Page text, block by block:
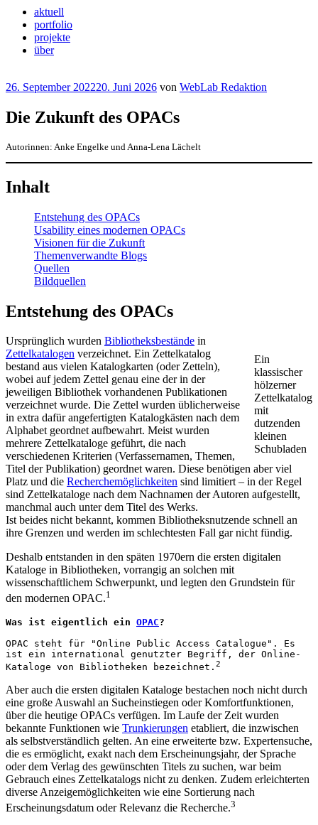
aktuell
portfolio
projekte
über
Veröffentlicht
26. September 202220. Juni 2026 von WebLab Redaktion
Die Zukunft des OPACs
Autorinnen: Anke Engelke und Anna-Lena Lächelt
Inhalt
Entstehung des OPACs
Usability eines modernen OPACs
Visionen für die Zukunft
Themenverwandte Blogs
Quellen
Bildquellen
Entstehung des OPACs
Ein
klassischer
hölzerner
Zettelkatalog
mit
dutzenden
kleinen
Schubladen
Ursprünglich wurden Bibliotheksbestände in
Zettelkatalogen verzeichnet. Ein Zettelkatalog
bestand aus vielen Katalogkarten (oder Zetteln),
wobei auf jedem Zettel genau eine der in der
jeweiligen Bibliothek vorhandenen Publikationen
verzeichnet wurde. Die Zettel wurden üblicherweise
in extra dafür angefertigten Katalogkästen nach dem
Alphabet geordnet aufbewahrt. Meist wurden
mehrere Zettelkataloge geführt, die nach
verschiedenen Kriterien (Verfassernamen, Themen,
Titel der Publikation) geordnet waren. Diese benötigen aber viel
Platz und die Recherchemöglichkeiten sind limitiert – in der Regel
sind Zettelkataloge nach dem Nachnamen der Autoren aufgestellt,
manchmal auch unter dem Titel des Werks.
Ist beides nicht bekannt, kommen Bibliotheksnutzende schnell an
ihre Grenzen und werden im schlechtesten Fall gar nicht fündig.
Deshalb entstanden in den späten 1970ern die ersten digitalen
Kataloge in Bibliotheken, vorrangig an solchen mit
wissenschaftlichem Schwerpunkt, und legten den Grundstein für
den modernen OPAC.1
Was ist eigentlich ein OPAC?
OPAC steht für "Online Public Access Catalogue". Es
ist ein international genutzter Begriff, der Online-
Kataloge von Bibliotheken bezeichnet. 2
Aber auch die ersten digitalen Kataloge bestachen noch nicht durch
eine große Auswahl an Sucheinstiegen oder Komfortfunktionen,
über die heutige OPACs verfügen. Im Laufe der Zeit wurden
bekannte Funktionen wie Trunkierungen etabliert, die inzwischen
als selbstverständlich gelten. An eine erweiterte bzw. Expertensuche,
die es ermöglicht, exakt nach dem Erscheinungsjahr, der Sprache
oder dem Verlag des gewünschten Titels zu suchen, war beim
Gebrauch eines Zettelkatalogs nicht zu denken. Zudem erleichterten
diverse Anzeigemöglichkeiten wie eine Sortierung nach
Erscheinungsdatum oder Relevanz die Recherche.3